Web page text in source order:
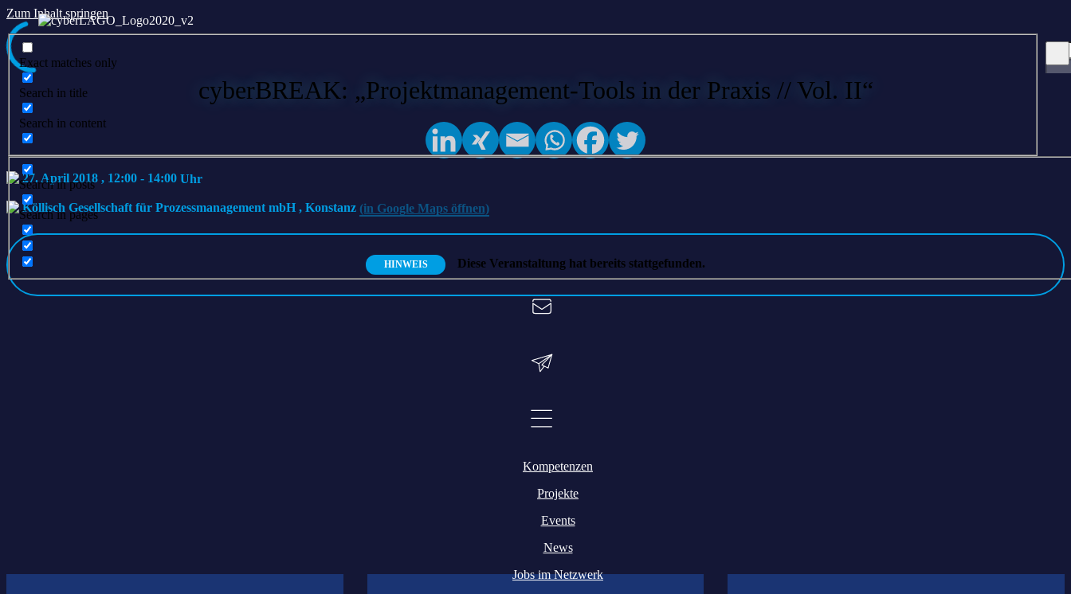
Zum Inhalt springen
Exact matches only
Search in title
Search in content
Search in posts
Search in pages
Kompetenzen
Projekte
Events
News
Jobs im Netzwerk
cyberBREAK: „Projektmanagement-Tools in der Praxis // Vol. II“
27. April 2018 , 12:00 - 14:00
Köllisch Gesellschaft für Prozessmanagement mbH , Konstanz (in Google Maps öffnen)
HINWEIS Diese Veranstaltung hat bereits stattgefunden.